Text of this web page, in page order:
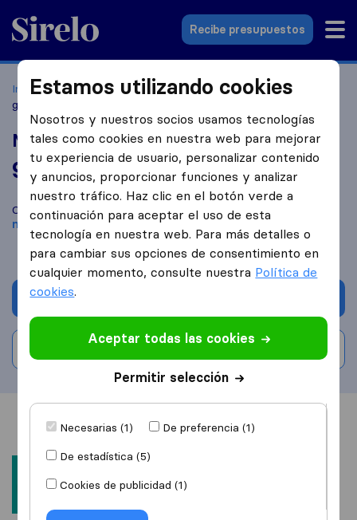
Sirelo.es
Recibe presupuestos
Inicio Empresas de mudanzas Granada
Mudanzas Luna
granada
Mudanzas Luna granada
9,2 basado en 557
reseñas de Sirelo y Google
i
Compara Mudanzas Luna granada con otras empresas de
mudanzasdeGranada
Escribe una valoración
Información Valoraciones
Estamos utilizando cookies
Nosotros y nuestros socios usamos tecnologías
tales como cookies en nuestra web para mejorar
tu experiencia de usuario, personalizar contenido
y anuncios, proporcionar funciones y analizar
nuestro tráfico. Haz clic en el botón verde a
continuación para aceptar el uso de esta
tecnología en nuestra web. Para más detalles o
para cambiar sus opciones de consentimiento en
cualquier momento, consulte nuestra Política de
cookies.
Aceptar todas las cookies
Permitir selección
Necesarias (1)
De preferencia (1)
De estadística (5)
Cookies de publicidad (1)